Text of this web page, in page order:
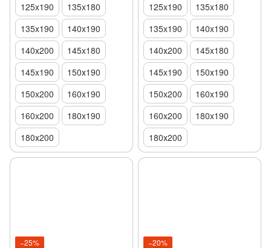
125x190
135x180
135x190
140x190
140х200
145x180
145x190
150х190
150x200
160x190
160x200
180x190
180х200
125x190
135x180
135x190
140x190
140х200
145x180
145x190
150х190
150x200
160x190
160x200
180x190
180х200
−25%
−20%